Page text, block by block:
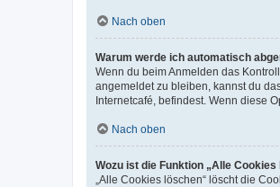
Nach oben
Warum werde ich automatisch
Wenn du beim Anmelden das
angemeldet zu bleiben, kannst du
Internetcafé, befindest. Wenn diese
Nach oben
Wozu ist die Funktion „Alle Cookies
„Alle Cookies löschen“ löscht die